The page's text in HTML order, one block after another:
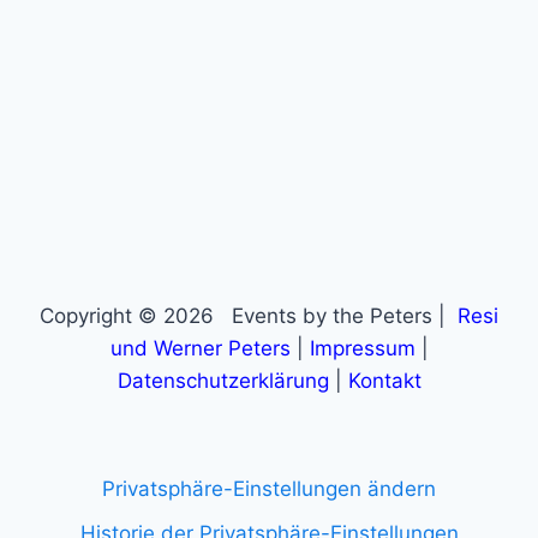
Copyright © 2026 Events by the Peters |
Resi
und Werner Peters
Impressum
Datenschutzerklärung
Kontakt
Privatsphäre-Einstellungen ändern
Historie der Privatsphäre-Einstellungen